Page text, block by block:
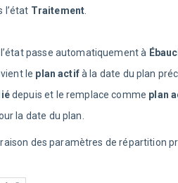
l’état Traitement.
passe automatiquement à
le plan actifà la date du plan
depuis et le remplace comme plan
la date du plan.
des paramètres de répartition